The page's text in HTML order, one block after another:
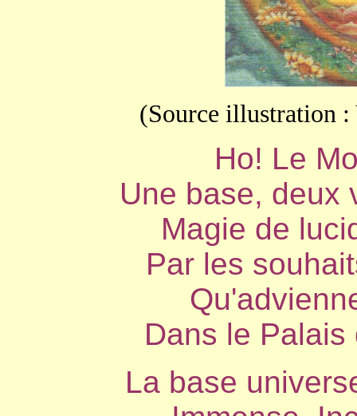
(Source illustration
Ho! Le
Une base, deux
Magie de
Par les
Dans le
La base